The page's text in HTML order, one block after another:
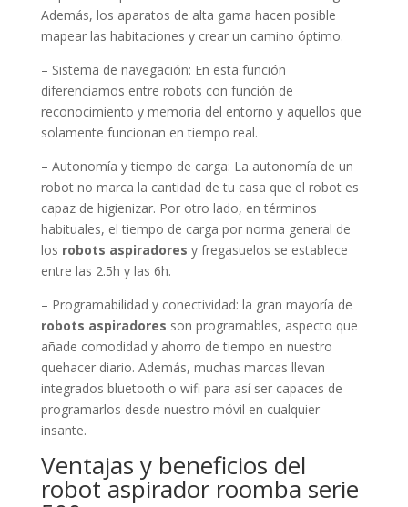
Además, los aparatos de alta gama hacen posible
mapear las habitaciones y crear un camino óptimo.
– Sistema de navegación: En esta función
diferenciamos entre robots con función de
reconocimiento y memoria del entorno y aquellos que
solamente funcionan en tiempo real.
– Autonomía y tiempo de carga: La autonomía de un
robot no marca la cantidad de tu casa que el robot es
capaz de higienizar. Por otro lado, en términos
habituales, el tiempo de carga por norma general de
los robots aspiradores y fregasuelos se establece
entre las 2.5h y las 6h.
– Programabilidad y conectividad: la gran mayoría de
robots aspiradores son programables, aspecto que
añade comodidad y ahorro de tiempo en nuestro
quehacer diario. Además, muchas marcas llevan
integrados bluetooth o wifi para así ser capaces de
programarlos desde nuestro móvil en cualquier
insante.
Ventajas y beneficios del
robot aspirador roomba serie